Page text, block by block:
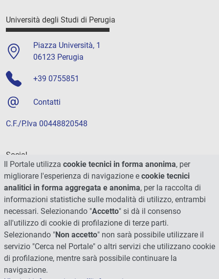
Università degli Studi di Perugia
Piazza Università, 1
06123 Perugia
+39 0755851
Contatti
C.F./P.Iva 00448820548
Social
Il Portale utilizza cookie tecnici in forma anonima, per
migliorare l'esperienza di navigazione e cookie tecnici
analitici in forma aggregata e anonima, per la raccolta di
informazioni statistiche sulle modalità di utilizzo, entrambi
necessari. Selezionando "Accetto" si dà il consenso
all'utilizzo di cookie di profilazione di terze parti.
Selezionando "Non accetto" non sarà possibile utilizzare il
servizio "Cerca nel Portale" o altri servizi che utilizzano cookie
di profilazione, mentre sarà possibile continuare la
navigazione.